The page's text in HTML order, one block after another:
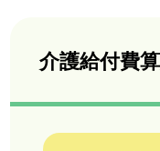
介護給付費